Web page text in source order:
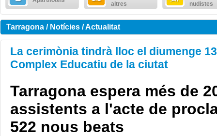
altres
nudistes
Tarragona / Notícies / Actualitat
La cerimònia tindrà lloc el diumenge
Complex Educatiu de la ciutat
Tarragona espera més de
assistents a l'acte de
522 nous beats